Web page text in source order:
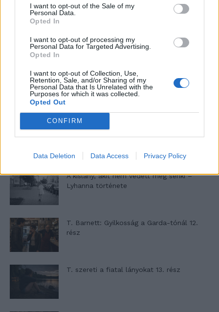
I want to opt-out of the Sale of my
Personal Data.
Opted In
I want to opt-out of processing my
Personal Data for Targeted Advertising.
Opted In
I want to opt-out of Collection, Use,
Retention, Sale, and/or Sharing of my
Personal Data that Is Unrelated with the
Purposes for which it was collected.
Opted Out
CONFIRM
Data Deletion Data Access Privacy Policy
Képtelenek vagyunk felnőni a felnőtt élet
kihívásaihoz?
Altatógázos rablások Olaszországban
A kislány, akit nem védett meg senki –
Lyhanna története
T. Barnett: Gyilkosság a Garda-tónál 12.
rész
T. szereti a fiatal lányokat 13. rész